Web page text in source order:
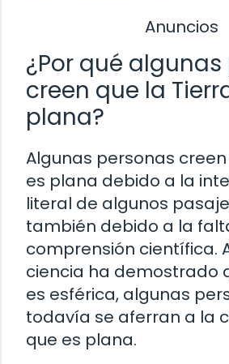
Anuncios
¿Por qué
creen que la
plana?
Algunas personas
es plana debido a la
literal de algunos
también debido a la
comprensión científica.
ciencia ha demostrado
es esférica, algunas
todavía se aferran a la
que es plana.